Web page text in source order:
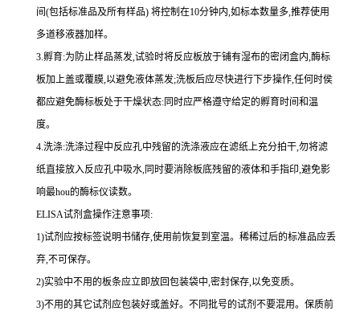
间 (包括标准品及所有样品) 将控制在10分钟内,如标本数量多,推荐使用
多道移液器加样。
3.孵育:为防止样品蒸发,试验时将反应板放于铺有湿布的密闭盒内,酶标
板加上盖或覆膜,以避免液体蒸发;洗板后应尽快进行下步操作,任何时侯
都应避免酶标板处于干燥状态: 同时应严格遵守给定的孵育时间和温
度。
4.洗涤:洗涤过程中反应孔中残留的洗涤液应在滤纸上充分拍干,勿将滤
纸直接放入反应孔中吸水,同时要消除板底残留的液体和手指印,避免影
响最hou的酶标仪读数。
ELISA试剂盒操作注意事项:
1)试剂应按标签说明书储存,使用前恢复到室温。稀稀过后的标准品应丢
弃,不可保存。
2)实验中不用的板条应立即放回包装袋中,密封保存,以免变质。
3)不用的其它试剂应包装好或盖好。不同批号的试剂不要混用。保质前